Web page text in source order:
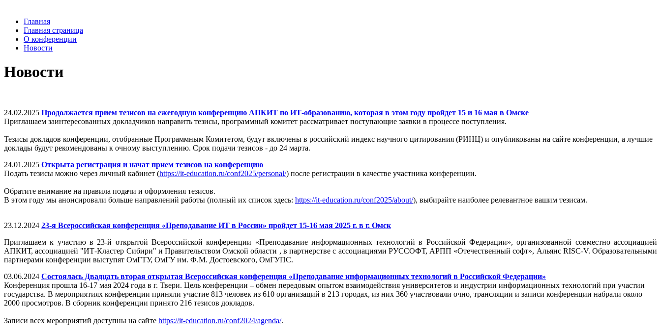
Главная
Главная страница
О конференции
Новости
Новости
24.02.2025 Продолжается прием тезисов на ежегодную конференцию АПКИТ по ИТ-образованию, которая в этом году пройдет 15 и 16 мая в Омске
Приглашаем заинтересованных докладчиков направить тезисы, программный комитет рассматривает поступающие заявки в процессе поступления.
Тезисы докладов конференции, отобранные Программным Комитетом, будут включены в российский индекс научного цитирования (РИНЦ) и опубликованы на сайте конференции, а лучшие
доклады будут рекомендованы к очному выступлению. Срок подачи тезисов - до 24 марта.
24.01.2025 Открыта регистрация и начат прием тезисов на конференцию
Подать тезисы можно через личный кабинет (https://it-education.ru/conf2025/personal/) после регистрации в качестве участника конференции.
Обратите внимание на правила подачи и оформления тезисов.
В этом году мы анонсировали больше направлений работы (полный их список здесь: https://it-education.ru/conf2025/about/), выбирайте наиболее релевантное вашим тезисам.
23.12.2024 23-я Всероссийская конференция «Преподавание ИТ в России» пройдет 15-16 мая 2025 г. в г. Омск
Приглашаем к участию в 23-й открытой Всероссийской конференции «Преподавание информационных технологий в Российской Федерации», организованной совместно ассоциацией
АПКИТ, ассоциацией "ИТ-Кластер Сибири" и Правительством Омской области , в партнерстве с ассоциациями РУССОФТ, АРПП «Отечественный софт», Альянс RISC-V. Образовательными
партнерами конференции выступят ОмГТУ, ОмГУ им. Ф.М. Достоевского, ОмГУПС.
03.06.2024 Состоялась Двадцать вторая открытая Всероссийская конференция «Преподавание информационных технологий в Российской Федерации»
Конференция прошла 16-17 мая 2024 года в г. Твери. Цель конференции – обмен передовым опытом взаимодействия университетов и индустрии информационных технологий при участии
государства. В мероприятиях конференции приняли участие 813 человек из 610 организаций в 213 городах, из них 360 участвовали очно, трансляции и записи конференции набрали около
2000 просмотров. В сборник конференции принято 216 тезисов докладов.
Записи всех мероприятий доступны на сайте https://it-education.ru/conf2024/agenda/.